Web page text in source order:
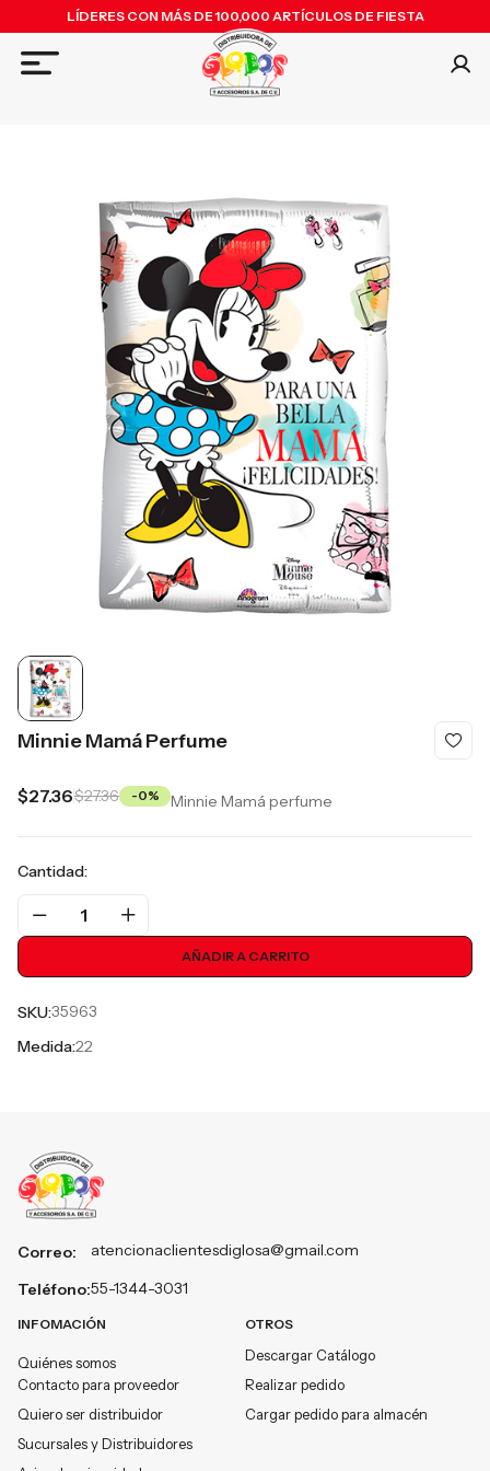
LÍDERES CON MÁS DE 100,000 ARTÍCULOS DE FIESTA
Minnie Mamá Perfume
$27.36$27.36 -0% Minnie Mamá perfume
Cantidad:
1
AÑADIR A CARRITO
SKU:35963
Medida:22
Correo:
Teléfono:
atencionaclientesdiglosa@gmail.com
55-1344-3031
INFOMACIÓN
Quiénes somos
Contacto para proveedor
Quiero ser distribuidor
Sucursales y Distribuidores
OTROS
Descargar Catálogo
Realizar pedido
Cargar pedido para almacén